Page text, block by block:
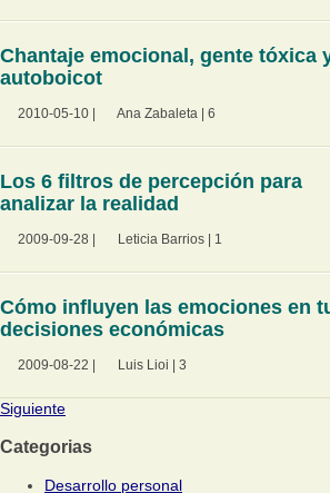
Chantaje emocional, gente tóxica
autoboicot
2010-05-10 Ana Zabaleta 6
Los 6 filtros de percepción para
analizar la realidad
2009-09-28 Leticia Barrios 1
Cómo influyen las emociones en
decisiones económicas
2009-08-22 Luis Lioi 3
Siguiente
Categorias
Desarrollo personal